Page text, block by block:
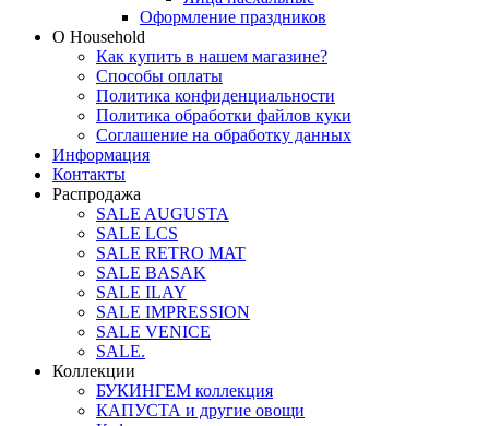
Оформление праздников
О Household
Как купить в нашем магазине?
Способы оплаты
Политика конфиденциальности
Политика обработки файлов куки
Соглашение на обработку данных
Информация
Контакты
Распродажа
SALE AUGUSTA
SALE LCS
SALE RETRO MAT
SALE BASAK
SALE ILAY
SALE IMPRESSION
SALE VENICE
SALE.
Коллекции
БУКИНГЕМ коллекция
КАПУСТА и другие овощи